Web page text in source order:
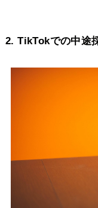
2. TikTokでの中途